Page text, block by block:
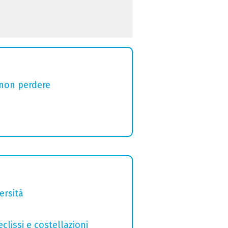
perdere
e costellazioni